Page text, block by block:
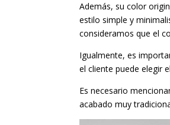
Además, su color
estilo simple y
consideramos que el
Igualmente, es
el cliente puede elegir
Es necesario
acabado muy